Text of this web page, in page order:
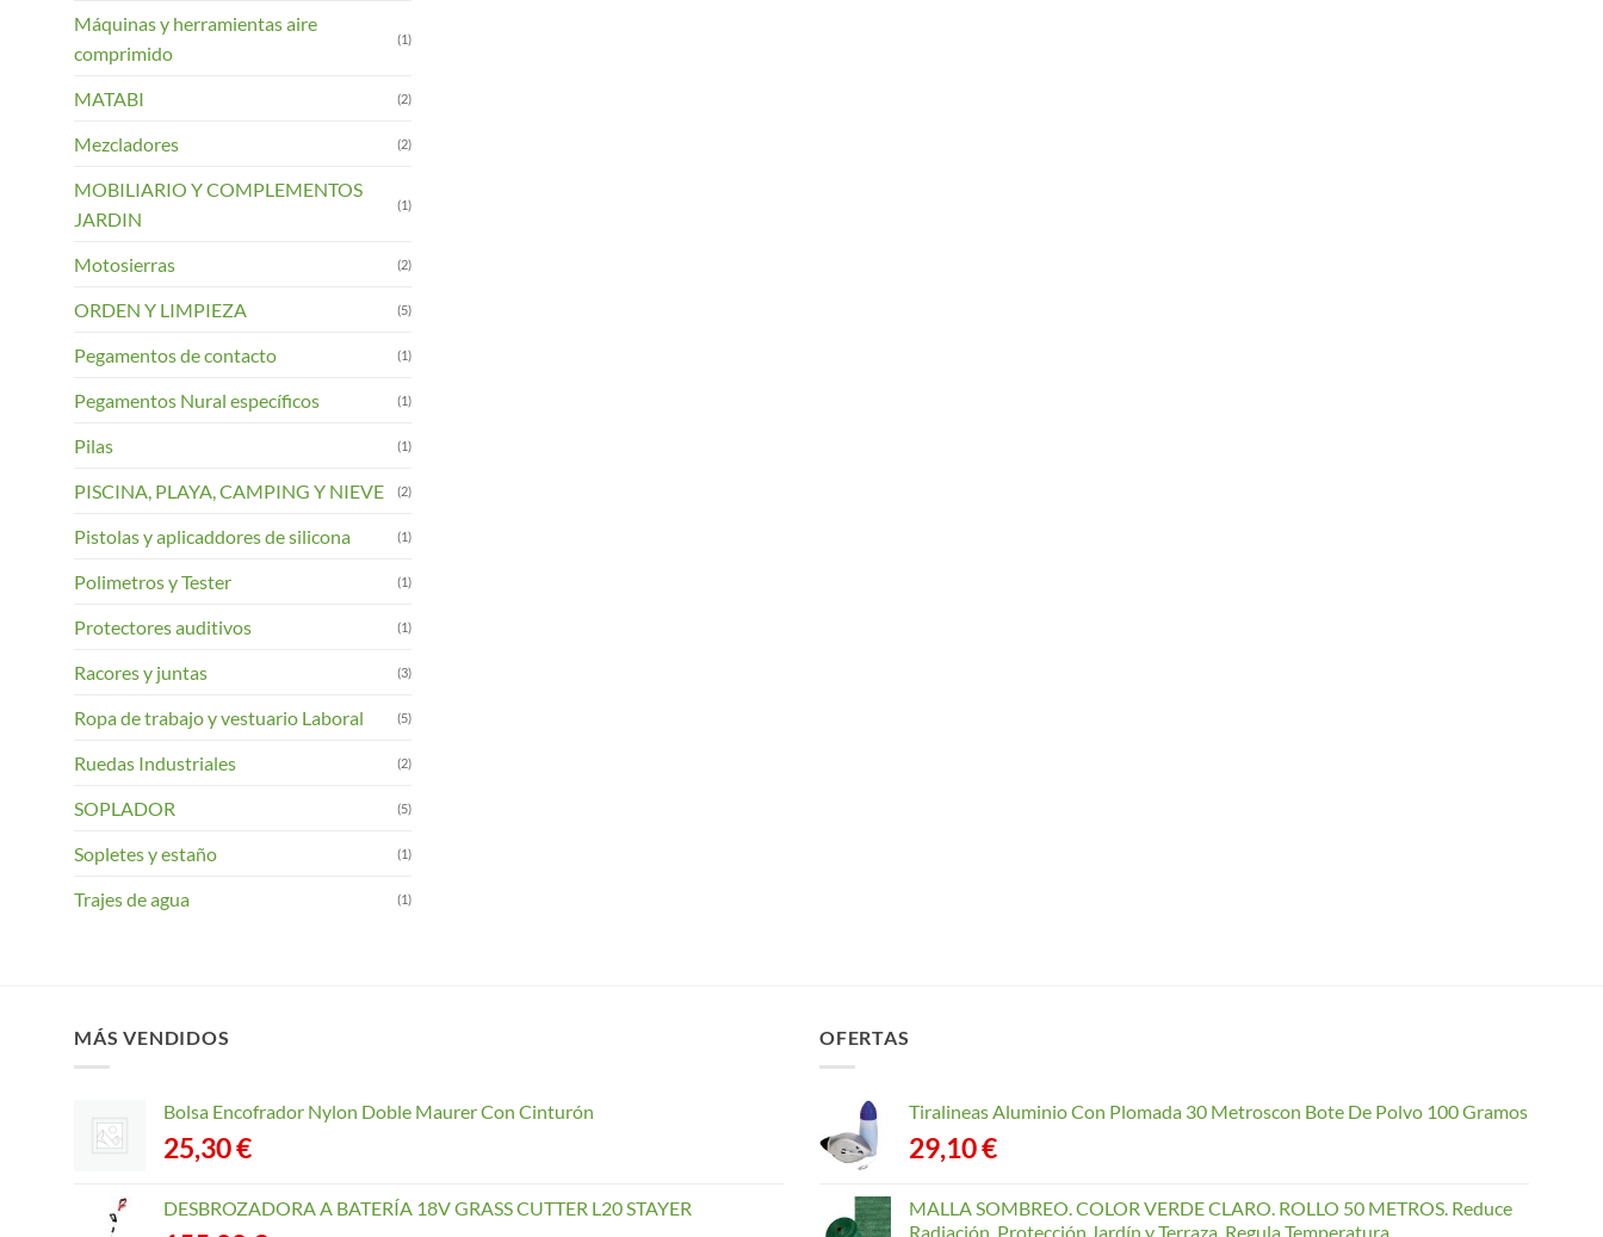
Máquinas y herramientas aire
comprimido
(1)
MATABI (2)
Mezcladores (2)
MOBILIARIO Y COMPLEMENTOS
JARDIN
(1)
Motosierras (2)
ORDEN Y LIMPIEZA (5)
Pegamentos de contacto (1)
Pegamentos Nural específicos (1)
Pilas (1)
PISCINA, PLAYA, CAMPING Y NIEVE (2)
Pistolas y aplicaddores de silicona (1)
Polimetros y Tester (1)
Protectores auditivos (1)
Racores y juntas (3)
Ropa de trabajo y vestuario Laboral (5)
Ruedas Industriales (2)
SOPLADOR (5)
Sopletes y estaño (1)
Trajes de agua (1)
MÁS VENDIDOS
Bolsa Encofrador Nylon Doble Maurer Con Cinturón
25,30€
DESBROZADORA A BATERÍA 18V GRASS CUTTER L20 STAYER
OFERTAS
Tiralineas Aluminio Con Plomada 30 Metroscon Bote De Polvo 100 Gramos
29,10€
MALLA SOMBREO. COLOR VERDE CLARO. ROLLO 50 METROS. Reduce
Radiación, Protección Jardín y Terraza, Regula Temperatura